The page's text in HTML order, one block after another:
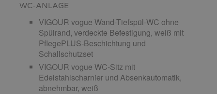
WC-ANLAGE
VIGOUR vogue Wand-Tiefspül-WC ohne
Spülrand, verdeckte Befestigung, weiß mit
PflegePLUS-Beschichtung und
Schallschutzset
VIGOUR vogue WC-Sitz mit
Edelstahlscharnier und Absenkautomatik,
abnehmbar, weiß